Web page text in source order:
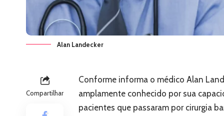
Alan Landecker
Compartilhar
Conforme informa o médico Alan
amplamente conhecido por sua
pacientes que passaram por cirurgia